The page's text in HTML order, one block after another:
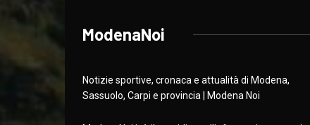
ModenaNoi
Notizie sportive, cronaca e attualità di Modena,
Sassuolo, Carpi e provincia | Modena Noi